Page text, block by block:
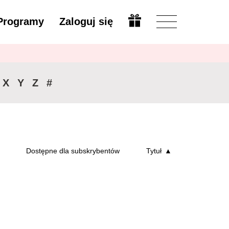
Zaloguj się Zmień
X Y Z #
Dostępne dla subskrybentów Tytuł